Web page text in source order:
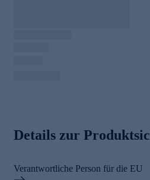
Details zur
Verantwortliche Person für die EU